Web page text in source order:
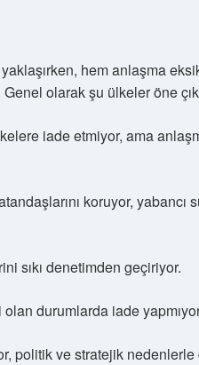
hem anlaşma
olarak şu ülkeler öne
iade etmiyor, ama
koruyor, yabancı
sıkı denetimden geçiriyor.
durumlarda iade
politik ve stratejik nedenlerle